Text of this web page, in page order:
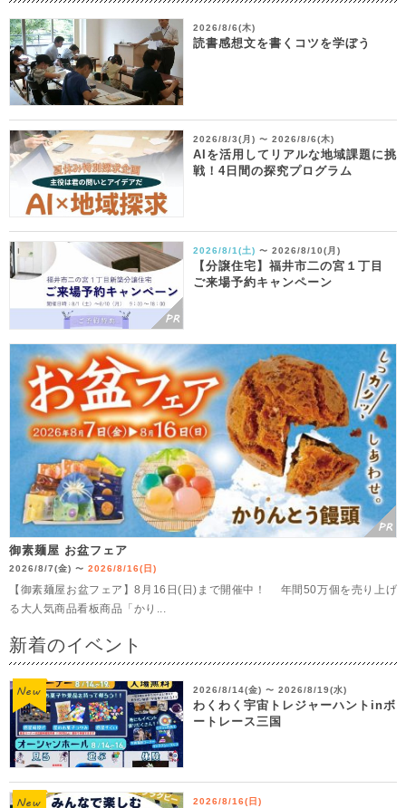
2026/8/6(木)
読書感想文を書くコツを学ぼう
2026/8/3(月) 〜 2026/8/6(木)
AIを活用してリアルな地域課題に挑
戦！4日間の探究プログラム
2026/8/1(土) 〜 2026/8/10(月)
【分譲住宅】福井市二の宮１丁目
ご来場予約キャンペーン
御素麺屋 お盆フェア
2026/8/7(金) 〜 2026/8/16(日)
【御素麺屋お盆フェア】8月16日(日)まで開催中！ 年間50万個を売り上げ
る大人気商品看板商品「かり...
新着のイベント
2026/8/14(金) 〜 2026/8/19(水)
わくわく宇宙トレジャーハントinボ
ートレース三国
2026/8/16(日)